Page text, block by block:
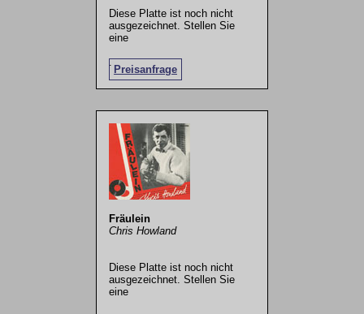
Diese Platte ist noch nicht
ausgezeichnet. Stellen Sie
eine
Preisanfrage
.
Fräulein
Chris Howland
Diese Platte ist noch nicht
ausgezeichnet. Stellen Sie
eine